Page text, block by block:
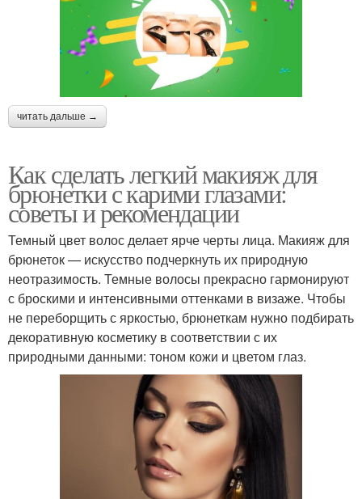
читать дальше →
Как сделать легкий макияж для
брюнетки с карими глазами:
советы и рекомендации
Темный цвет волос делает ярче черты лица. Макияж для
брюнеток — искусство подчеркнуть их природную
неотразимость. Темные волосы прекрасно гармонируют
с броскими и интенсивными оттенками в визаже. Чтобы
не переборщить с яркостью, брюнеткам нужно подбирать
декоративную косметику в соответствии с их
природными данными: тоном кожи и цветом глаз.